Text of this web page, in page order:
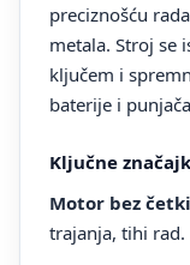
preciznošću
metala. Stroj se
ključem i
baterije i
Ključne
Motor bez
trajanja, tihi rad.